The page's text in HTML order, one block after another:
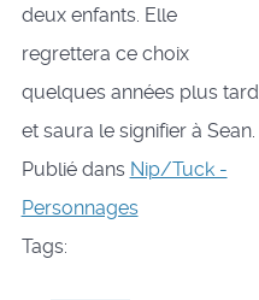
deux enfants. Elle
regrettera ce choix
quelques années plus tard
et saura le signifier à Sean.
Publié dans Nip/Tuck -
Personnages
Tags: